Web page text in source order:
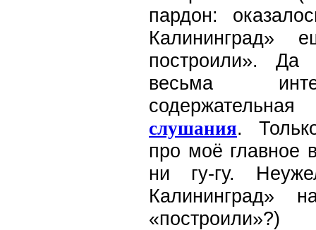
пардон:
Калининград»
построили».
весьма
слушания.
про моё главное
ни гу-гу.
Калининград»
«построили»?)